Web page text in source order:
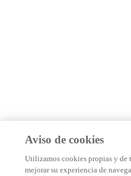
Aviso de cookies
Utilizamos cookies propias y de
mejorar su experiencia de